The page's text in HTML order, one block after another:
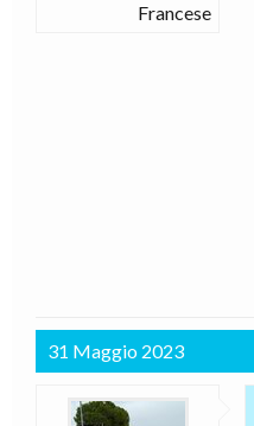
Francese
31 Maggio 2023